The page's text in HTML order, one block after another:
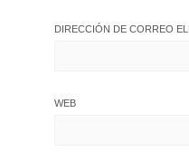
DIRECCIÓN DE CORREO
WEB